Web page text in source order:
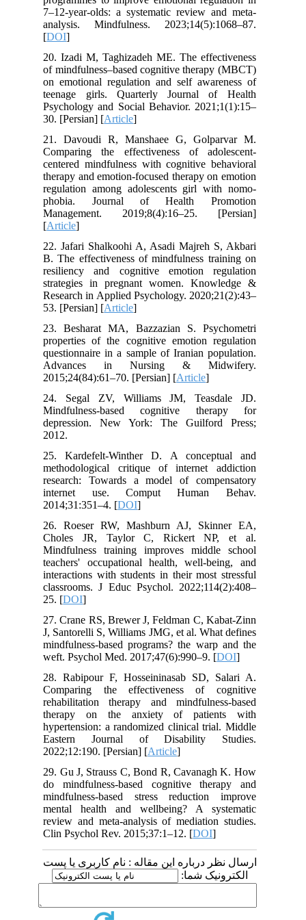
7–12-year-olds: a systematic review and meta-
analysis. Mindfulness. 2023;14(5):1068–87.
[DOI
20. Izadi M, Taghizadeh ME. The effectiveness
of mindfulness–based cognitive therapy (MBCT)
on emotional regulation and self awareness of
teenage girls. Quarterly Journal of Health
Psychology and Social Behavior. 2021;1(1):15–
30. [Persian] [Article
21. Davoudi R, Manshaee G, Golparvar M.
Comparing the effectiveness of adolescent-
centered mindfulness with cognitive behavioral
therapy and emotion-focused therapy on emotion
regulation among adolescents girl with nomo-
phobia. Journal of Health Promotion
Management. 2019;8(4):16–25. [Persian]
[Article
22. Jafari Shalkoohi A, Asadi Majreh S, Akbari
B. The effectiveness of mindfulness training on
resiliency and cognitive emotion regulation
strategies in pregnant women. Knowledge &
Research in Applied Psychology. 2020;21(2):43–
53. [Persian] [Article
23. Besharat MA, Bazzazian S. Psychometri
properties of the cognitive emotion regulation
questionnaire in a sample of Iranian population.
Advances in Nursing & Midwifery.
2015;24(84):61–70. [Persian] [Article
24. Segal ZV, Williams JM, Teasdale JD.
Mindfulness-based cognitive therapy for
depression. New York: The Guilford Press;
2012.
25. Kardefelt-Winther D. A conceptual and
methodological critique of internet addiction
research: Towards a model of compensatory
internet use. Comput Human Behav.
2014;31:351–4. [DOI
26. Roeser RW, Mashburn AJ, Skinner EA,
Choles JR, Taylor C, Rickert NP, et al.
Mindfulness training improves middle school
teachers' occupational health, well-being, and
interactions with students in their most stressful
classrooms. J Educ Psychol. 2022;114(2):408–
25. [DOI
27. Crane RS, Brewer J, Feldman C, Kabat-Zinn
J, Santorelli S, Williams JMG, et al. What defines
mindfulness-based programs? the warp and the
weft. Psychol Med. 2017;47(6):990–9. [DOI
28. Rabipour F, Hosseininasab SD, Salari A.
Comparing the effectiveness of cognitive
rehabilitation therapy and mindfulness-based
therapy on the anxiety of patients with
hypertension: a randomized clinical trial. Middle
Eastern Journal of Disability Studies.
2022;12:190. [Persian] [Article
29. Gu J, Strauss C, Bond R, Cavanagh K. How
do mindfulness-based cognitive therapy and
mindfulness-based stress reduction improve
mental health and wellbeing? A systematic
review and meta-analysis of mediation studies.
Clin Psychol Rev. 2015;37:1–12. [DOI
ارسال نظر درباره این مقاله : نام کاربری یا پست
الکترونیک شما: